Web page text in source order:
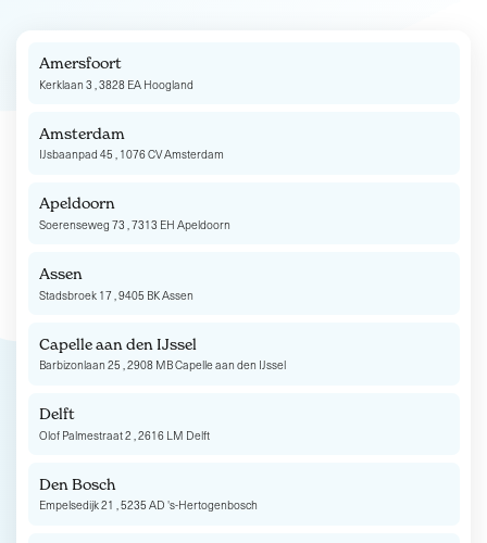
Amersfoort
Kerklaan 3 , 3828 EA Hoogland
Amsterdam
IJsbaanpad 45 , 1076 CV Amsterdam
Apeldoorn
Soerenseweg 73 , 7313 EH Apeldoorn
Assen
Stadsbroek 17 , 9405 BK Assen
Capelle aan den IJssel
Barbizonlaan 25 , 2908 MB Capelle aan den IJssel
Delft
Olof Palmestraat 2 , 2616 LM Delft
Den Bosch
Empelsedijk 21 , 5235 AD 's-Hertogenbosch